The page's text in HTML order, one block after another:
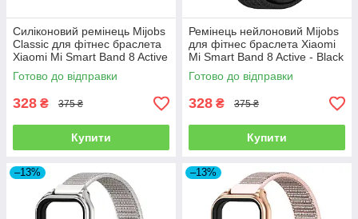
Силіконовий ремінець Mijobs
Classic для фітнес браслета
Xiaomi Mi Smart Band 8 Active
- Black
Готово до відправки
328 ₴ 375 ₴
Купити
Ремінець нейлоновий Mijobs
для фітнес браслета Xiaomi
Mi Smart Band 8 Active - Black
Готово до відправки
328 ₴ 375 ₴
Купити
–13% –13%